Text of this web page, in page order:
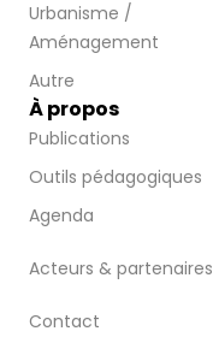
Urbanisme /
Aménagement
Autre
À propos
Publications
Outils pédagogiques
Agenda
Acteurs & partenaires
Contact